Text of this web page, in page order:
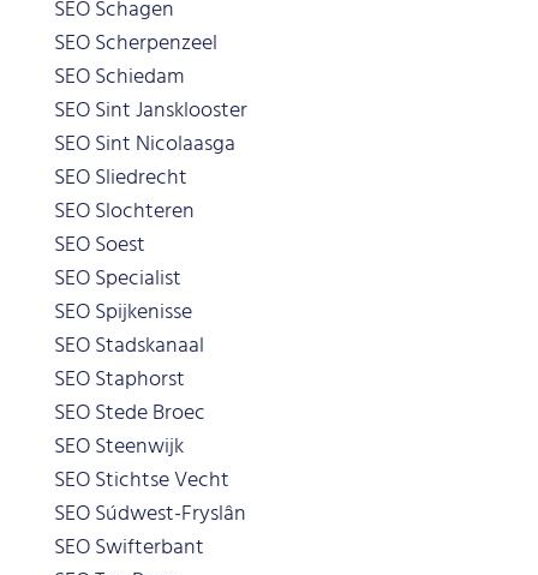
SEO Schagen
SEO Scherpenzeel
SEO Schiedam
SEO Sint Jansklooster
SEO Sint Nicolaasga
SEO Sliedrecht
SEO Slochteren
SEO Soest
SEO Specialist
SEO Spijkenisse
SEO Stadskanaal
SEO Staphorst
SEO Stede Broec
SEO Steenwijk
SEO Stichtse Vecht
SEO Súdwest-Fryslân
SEO Swifterbant